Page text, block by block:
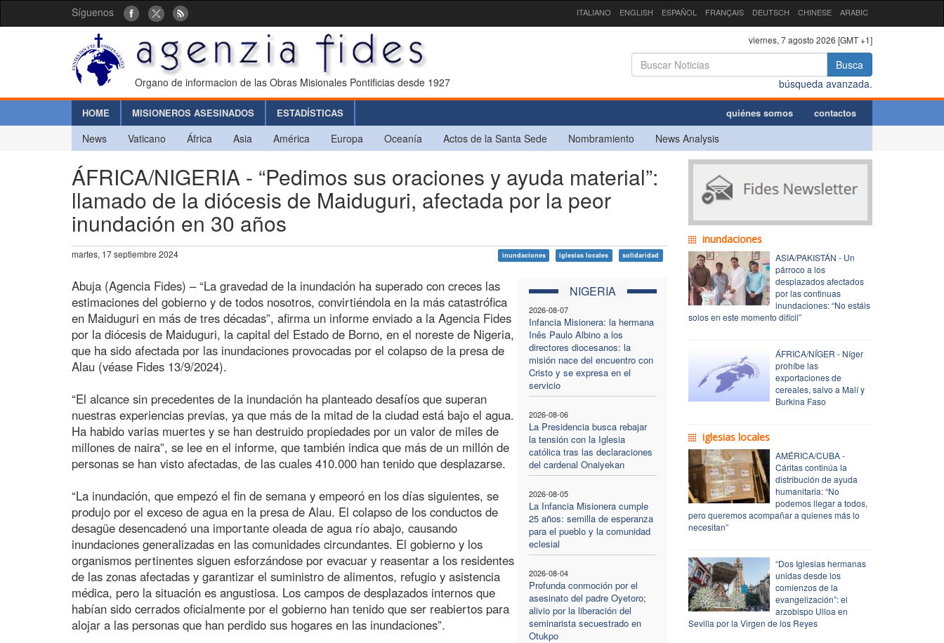
Síguenos ITALIANO ENGLISH ESPAÑOL FRANÇAIS DEUTSCH CHINESE ARABIC
Organo de informacion de las Obras Misionales Pontificias desde 1927
viernes, 7 agosto 2026 [GMT +1]
Busca
búsqueda avanzada.
HOME MISIONEROS ASESINADOS ESTADÍSTICAS quiénes somos contactos
News Vaticano África Asia América Europa Oceanía Actos de la Santa Sede Nombramiento News Analysis
ÁFRICA/NIGERIA - “Pedimos sus oraciones y ayuda material”:
llamado de la diócesis de Maiduguri, afectada por la peor
inundación en 30 años
martes, 17 septiembre 2024 inundaciones iglesias locales solidaridad
NIGERIA
2026-08-07
Infancia Misionera: la hermana
Inês Paulo Albino a los
directores diocesanos: la
misión nace del encuentro con
Cristo y se expresa en el
servicio
2026-08-06
La Presidencia busca rebajar
la tensión con la Iglesia
católica tras las declaraciones
del cardenal Onaiyekan
2026-08-05
La Infancia Misionera cumple
25 años: semilla de esperanza
para el pueblo y la comunidad
eclesial
2026-08-04
Profunda conmoción por el
asesinato del padre Oyetoro;
alivio por la liberación del
seminarista secuestrado en
Otukpo
Abuja (Agencia Fides) – “La gravedad de la inundación ha superado con creces las
estimaciones del gobierno y de todos nosotros, convirtiéndola en la más catastrófica
en Maiduguri en más de tres décadas”, afirma un informe enviado a la Agencia Fides
por la diócesis de Maiduguri, la capital del Estado de Borno, en el noreste de Nigeria,
que ha sido afectada por las inundaciones provocadas por el colapso de la presa de
Alau (véase Fides 13/9/2024).
“El alcance sin precedentes de la inundación ha planteado desafíos que superan
nuestras experiencias previas, ya que más de la mitad de la ciudad está bajo el agua.
Ha habido varias muertes y se han destruido propiedades por un valor de miles de
millones de naira”, se lee en el informe, que también indica que más de un millón de
personas se han visto afectadas, de las cuales 410.000 han tenido que desplazarse.
“La inundación, que empezó el fin de semana y empeoró en los días siguientes, se
produjo por el exceso de agua en la presa de Alau. El colapso de los conductos de
desagüe desencadenó una importante oleada de agua río abajo, causando
inundaciones generalizadas en las comunidades circundantes. El gobierno y los
organismos pertinentes siguen esforzándose por evacuar y reasentar a los residentes
de las zonas afectadas y garantizar el suministro de alimentos, refugio y asistencia
médica, pero la situación es angustiosa. Los campos de desplazados internos que
habían sido cerrados oficialmente por el gobierno han tenido que ser reabiertos para
alojar a las personas que han perdido sus hogares en las inundaciones”.
inundaciones
ASIA/PAKISTÁN - Un
párroco a los
desplazados afectados
por las continuas
inundaciones: “No estáis
solos en este momento difícil”
ÁFRICA/NÍGER - Níger
prohíbe las
exportaciones de
cereales, salvo a Malí y
Burkina Faso
iglesias locales
AMÉRICA/CUBA -
Cáritas continúa la
distribución de ayuda
humanitaria: “No
podemos llegar a todos,
pero queremos acompañar a quienes más lo
necesitan”
“Dos Iglesias hermanas
unidas desde los
comienzos de la
evangelización”: el
arzobispo Ulloa en
Sevilla por la Virgen de los Reyes